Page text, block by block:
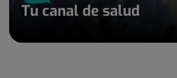
Tu canal de salud